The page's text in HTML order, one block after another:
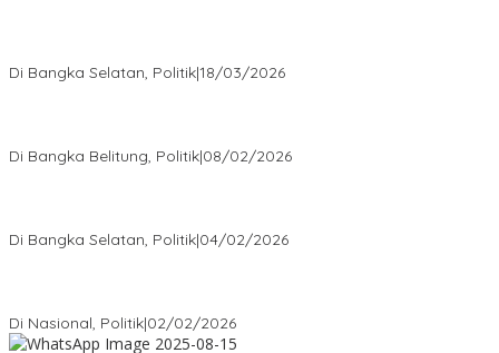
Di Bangka Selatan, Politik|18/03/2026
Di Bangka Belitung, Politik|08/02/2026
Di Bangka Selatan, Politik|04/02/2026
Di Nasional, Politik|02/02/2026